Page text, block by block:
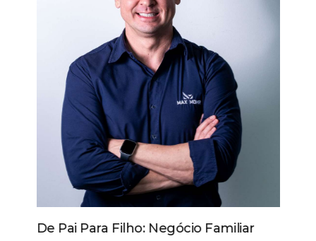
De Pai Para Filho: Negócio Familiar